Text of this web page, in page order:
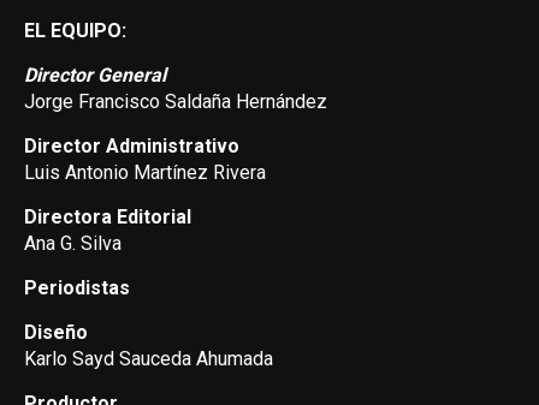
EL EQUIPO:
Director General
Jorge Francisco Saldaña Hernández
Director Administrativo
Luis Antonio Martínez Rivera
Directora Editorial
Ana G. Silva
Periodistas
Diseño
Karlo Sayd Sauceda Ahumada